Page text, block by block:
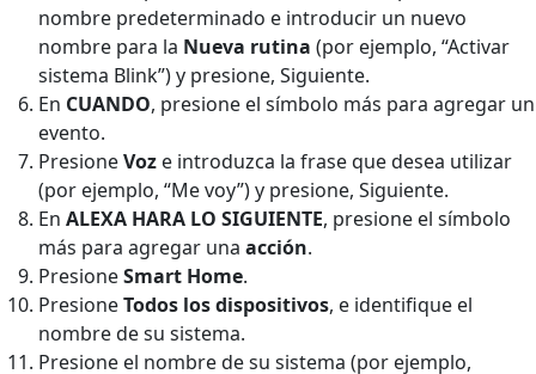
nombre predeterminado e introducir un nuevo
nombre para la Nueva rutina (por ejemplo, “Activar
sistema Blink”) y presione, Siguiente.
En CUANDO, presione el símbolo más para agregar un
evento.
PresioneVoz e introduzca la frase que desea utilizar
(por ejemplo, “Me voy”) y presione, Siguiente.
En ALEXA HARA LO SIGUIENTE, presione el símbolo
más para agregar una acción.
PresioneSmart Home.
PresioneTodos los dispositivos, e identifique el
nombre de su sistema.
Presione el nombre de su sistema (por ejemplo,